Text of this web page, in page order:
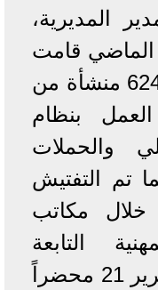
المديرية،
الماضي قامت
المديرية بالتفتيش على 624 منشأة من
بنظام
والحملات
كما تم التفتيش
من خلال مكاتب
التابعة
للمديرية، وأسفر عن تحرير 21 محضراً